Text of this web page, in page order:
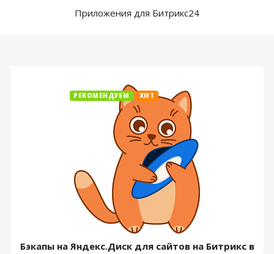
Приложения для Битрикс24
РЕКОМЕНДУЕМ ХИТ
Бэкапы на Яндекс.Диск для сайтов на Битрикс в